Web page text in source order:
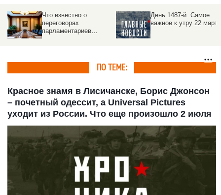
День 1487-й. Самое
важное к утру 22 марта
День 1473-й. Самое
важное к утру 8 марта
ПО ТЕМЕ:
Красное знамя в Лисичанске, Борис Джонсон
– почетный одессит, а Universal Pictures
уходит из России. Что еще произошло 2 июля